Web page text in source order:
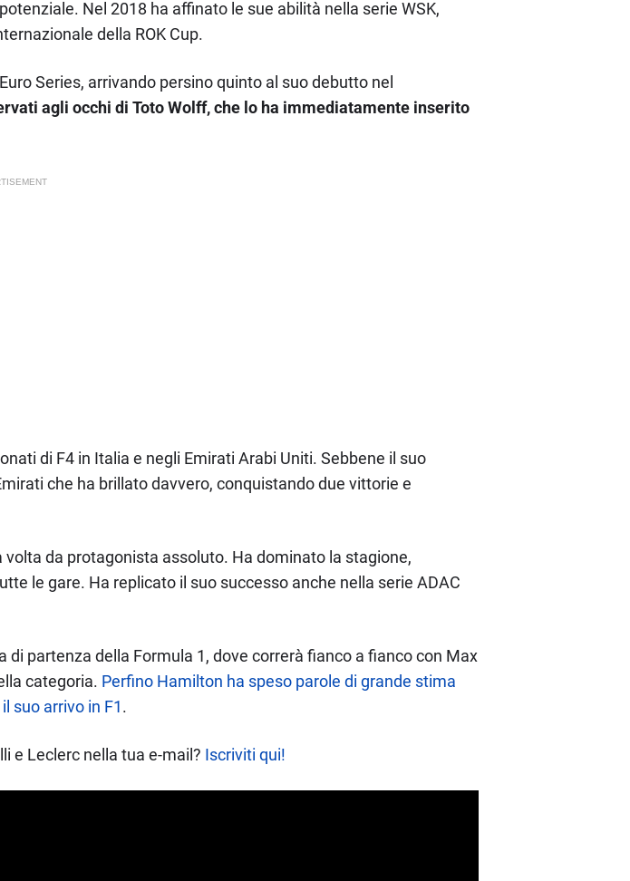
Nel 2018 ha affinato le sue abilità nella serie WSK,
della ROK Cup.
Series, arrivando persino quinto al suo debutto nel
agli occhi di Toto Wolff, che lo ha immediatamente inserito
di F4 in Italia e negli Emirati Arabi Uniti. Sebbene il suo
che ha brillato davvero, conquistando due vittorie e
da protagonista assoluto. Ha dominato la stagione,
le gare. Ha replicato il suo successo anche nella serie ADAC
partenza della Formula 1, dove correrà fianco a fianco con Max
categoria. Perfino Hamilton ha speso parole di grande stima
suo arrivo in F1.
e Leclerc nella tua e-mail? Iscriviti qui!